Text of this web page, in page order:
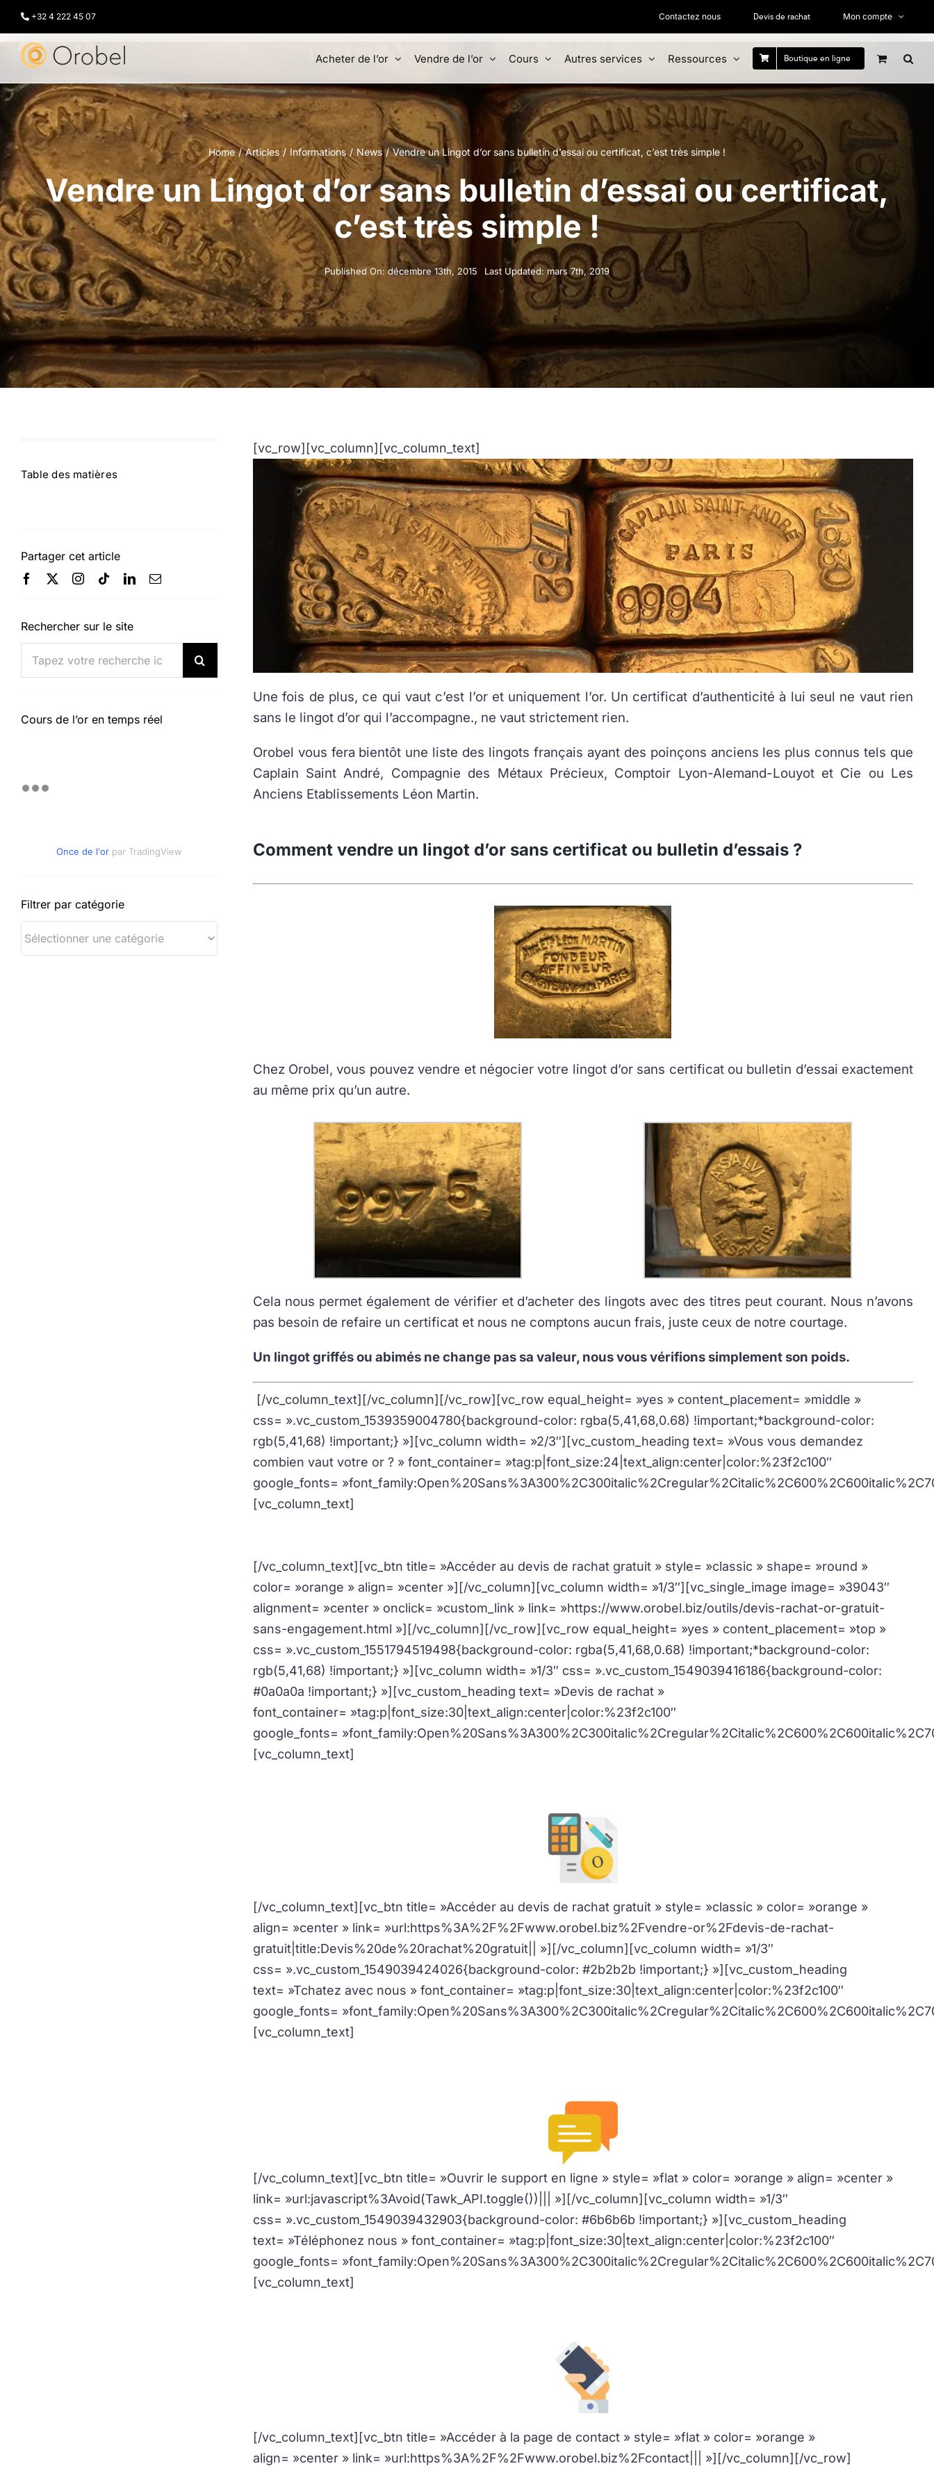
contenu
+32 4 222 45 07 Contactez nous Devis de rachat Mon compte
Acheter de l’or Vendre de l’or Cours Autres services Ressources Boutique en ligne
Home Articles Informations News Vendre un Lingot d’or sans bulletin d’essai ou certificat, c’est très simple !
Vendre un Lingot d’or sans bulletin d’essai ou certificat,
c’est très simple !
Published On: décembre 13th, 2015 Last Updated: mars 7th, 2019
Table des matières
Partager cet article
Rechercher sur le site
Cours de l’or en temps réel
Once de l'or par TradingView
Filtrer par catégorie
[vc_row][vc_column][vc_column_text]
Une fois de plus, ce qui vaut c’est l’or et uniquement l’or. Un certificat d’authenticité à lui seul ne vaut rien
sans le lingot d’or qui l’accompagne., ne vaut strictement rien.
Orobel vous fera bientôt une liste des lingots français ayant des poinçons anciens les plus connus tels que
Caplain Saint André, Compagnie des Métaux Précieux, Comptoir Lyon-Alemand-Louyot et Cie ou Les
Anciens Etablissements Léon Martin.
Comment vendre un lingot d’or sans certificat ou bulletin d’essais ?
Chez Orobel, vous pouvez vendre et négocier votre lingot d’or sans certificat ou bulletin d’essai exactement
au même prix qu’un autre.
Cela nous permet également de vérifier et d’acheter des lingots avec des titres peut courant. Nous n’avons
pas besoin de refaire un certificat et nous ne comptons aucun frais, juste ceux de notre courtage.
Un lingot griffés ou abimés ne change pas sa valeur, nous vous vérifions simplement son poids.
[/vc_column_text][/vc_column][/vc_row][vc_row equal_height= »yes » content_placement= »middle »
css= ».vc_custom_1539359004780{background-color: rgba(5,41,68,0.68) !important;*background-color:
rgb(5,41,68) !important;} »][vc_column width= »2/3″][vc_custom_heading text= »Vous vous demandez
combien vaut votre or ? » font_container= »tag:p|font_size:24|text_align:center|color:%23f2c100″
google_fonts=
[vc_column_text]
[/vc_column_text][vc_btn title= »Accéder au devis de rachat gratuit » style= »classic » shape= »round »
color= »orange » align= »center »][/vc_column][vc_column width= »1/3″][vc_single_image image= »39043″
alignment= »center » onclick= »custom_link » link= »https://www.orobel.biz/outils/devis-rachat-or-gratuit-
sans-engagement.html »][/vc_column][/vc_row][vc_row equal_height= »yes » content_placement= »top »
css= ».vc_custom_1551794519498{background-color: rgba(5,41,68,0.68) !important;*background-color:
rgb(5,41,68) !important;} »][vc_column width= »1/3″ css= ».vc_custom_1549039416186{background-color:
#0a0a0a !important;} »][vc_custom_heading text= »Devis de rachat »
font_container= »tag:p|font_size:30|text_align:center|color:%23f2c100″
google_fonts=
[vc_column_text]
[/vc_column_text][vc_btn title= »Accéder au devis de rachat gratuit » style= »classic » color= »orange »
align= »center » link= »url:https%3A%2F%2Fwww.orobel.biz%2Fvendre-or%2Fdevis-de-rachat-
gratuit|title:Devis%20de%20rachat%20gratuit|| »][/vc_column][vc_column width= »1/3″
css= ».vc_custom_1549039424026{background-color: #2b2b2b !important;} »][vc_custom_heading
text= »Tchatez avec nous » font_container= »tag:p|font_size:30|text_align:center|color:%23f2c100″
google_fonts=
[vc_column_text]
[/vc_column_text][vc_btn title= »Ouvrir le support en ligne » style= »flat » color= »orange » align= »center »
link= »url:javascript%3Avoid(Tawk_API.toggle())||| »][/vc_column][vc_column width= »1/3″
css= ».vc_custom_1549039432903{background-color: #6b6b6b !important;} »][vc_custom_heading
text= »Téléphonez nous » font_container= »tag:p|font_size:30|text_align:center|color:%23f2c100″
google_fonts=
[vc_column_text]
[/vc_column_text][vc_btn title= »Accéder à la page de contact » style= »flat » color= »orange »
align= »center » link= »url:https%3A%2F%2Fwww.orobel.biz%2Fcontact||| »][/vc_column][/vc_row]